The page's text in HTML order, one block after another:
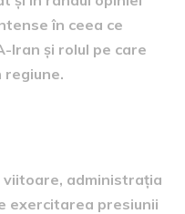
în ceea ce
Iran și rolul pe care
regiune.
administrația
exercitarea presiunii